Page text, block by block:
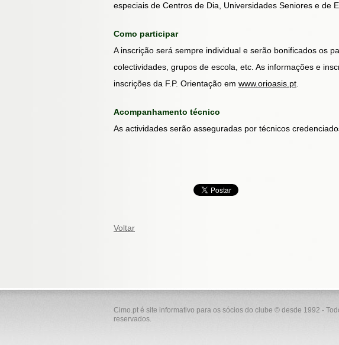
especiais de Centros de Dia, Universidades Seniores e de
Como participar
A inscrição será sempre individual e serão bonificados os
colectividades, grupos de escola, etc. As informações e
inscrições da F.P. Orientação em www.orioasis.pt
Acompanhamento técnico
As actividades serão asseguradas por técnicos
Voltar
Cimo.pt é site informativo para os sócios do clube © desde 1992 -
reservados.